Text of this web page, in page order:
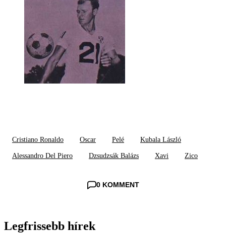
Cristiano Ronaldo Oscar Pelé Kubala László
Alessandro Del Piero Dzsudzsák Balázs Xavi Zico
0 KOMMENT
Legfrissebb hírek